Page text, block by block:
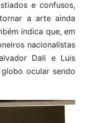
e confusos,
a arte ainda
indica que, em
nacionalistas
Dali e Luis
globo ocular sendo